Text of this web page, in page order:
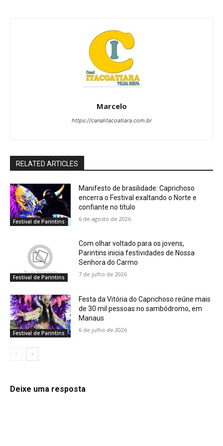
Marcelo
https://canalitacoatiara.com.br
RELATED ARTICLES
Festival de Parintins
Manifesto de brasilidade: Caprichoso
encerra o Festival exaltando o Norte e
confiante no título
6 de agosto de 2026
Festival de Parintins
Com olhar voltado para os jovens,
Parintins inicia festividades de Nossa
Senhora do Carmo
7 de julho de 2026
Festival de Parintins
Festa da Vitória do Caprichoso reúne mais
de 30 mil pessoas no sambódromo, em
Manaus
6 de julho de 2026
Deixe uma resposta